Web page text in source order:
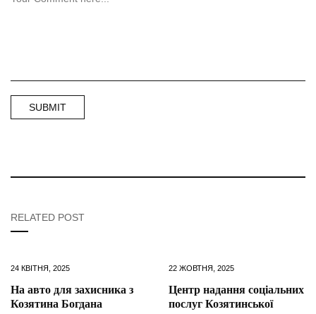
RELATED POST
24 КВІТНЯ, 2025
На авто для захисника з
Козятина Богдана
22 ЖОВТНЯ, 2025
Центр надання соціальних
послуг Козятинської